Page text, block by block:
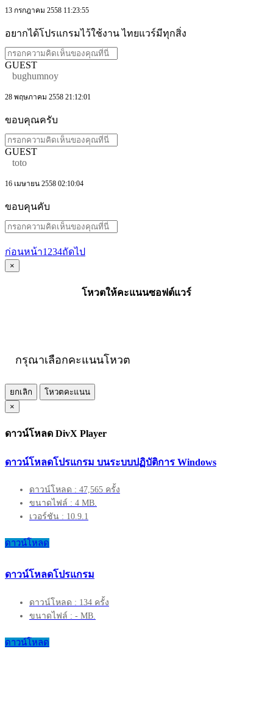
13 กรกฎาคม 2558 11:23:55
อยากได้โปรแกรมไว้ใช้งาน ไทยแวร์มีทุกสิ่ง
GUEST
bughumnoy
28 พฤษภาคม 2558 21:12:01
ขอบคุณครับ
GUEST
toto
16 เมษายน 2558 02:10:04
ขอบคุนคับ
ก่อนหน้า1 234ถัดไป
×
โหวตให้คะแนนซอฟต์แวร์
กรุณาเลือกคะแนนโหวต
ยกเลิก
โหวตคะแนน
×
ดาวน์โหลด DivX Player
ดาวน์โหลดโปรแกรม บนระบบปฏิบัติการ Windows
ดาวน์โหลด : 47,565 ครั้ง
ขนาดไฟล์ : 4 MB.
เวอร์ชัน : 10.9.1
ดาวน์โหลด
ดาวน์โหลดโปรแกรม
ดาวน์โหลด : 134 ครั้ง
ขนาดไฟล์ : - MB.
ดาวน์โหลด